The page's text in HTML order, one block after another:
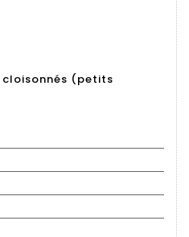
cloisonnés (petits